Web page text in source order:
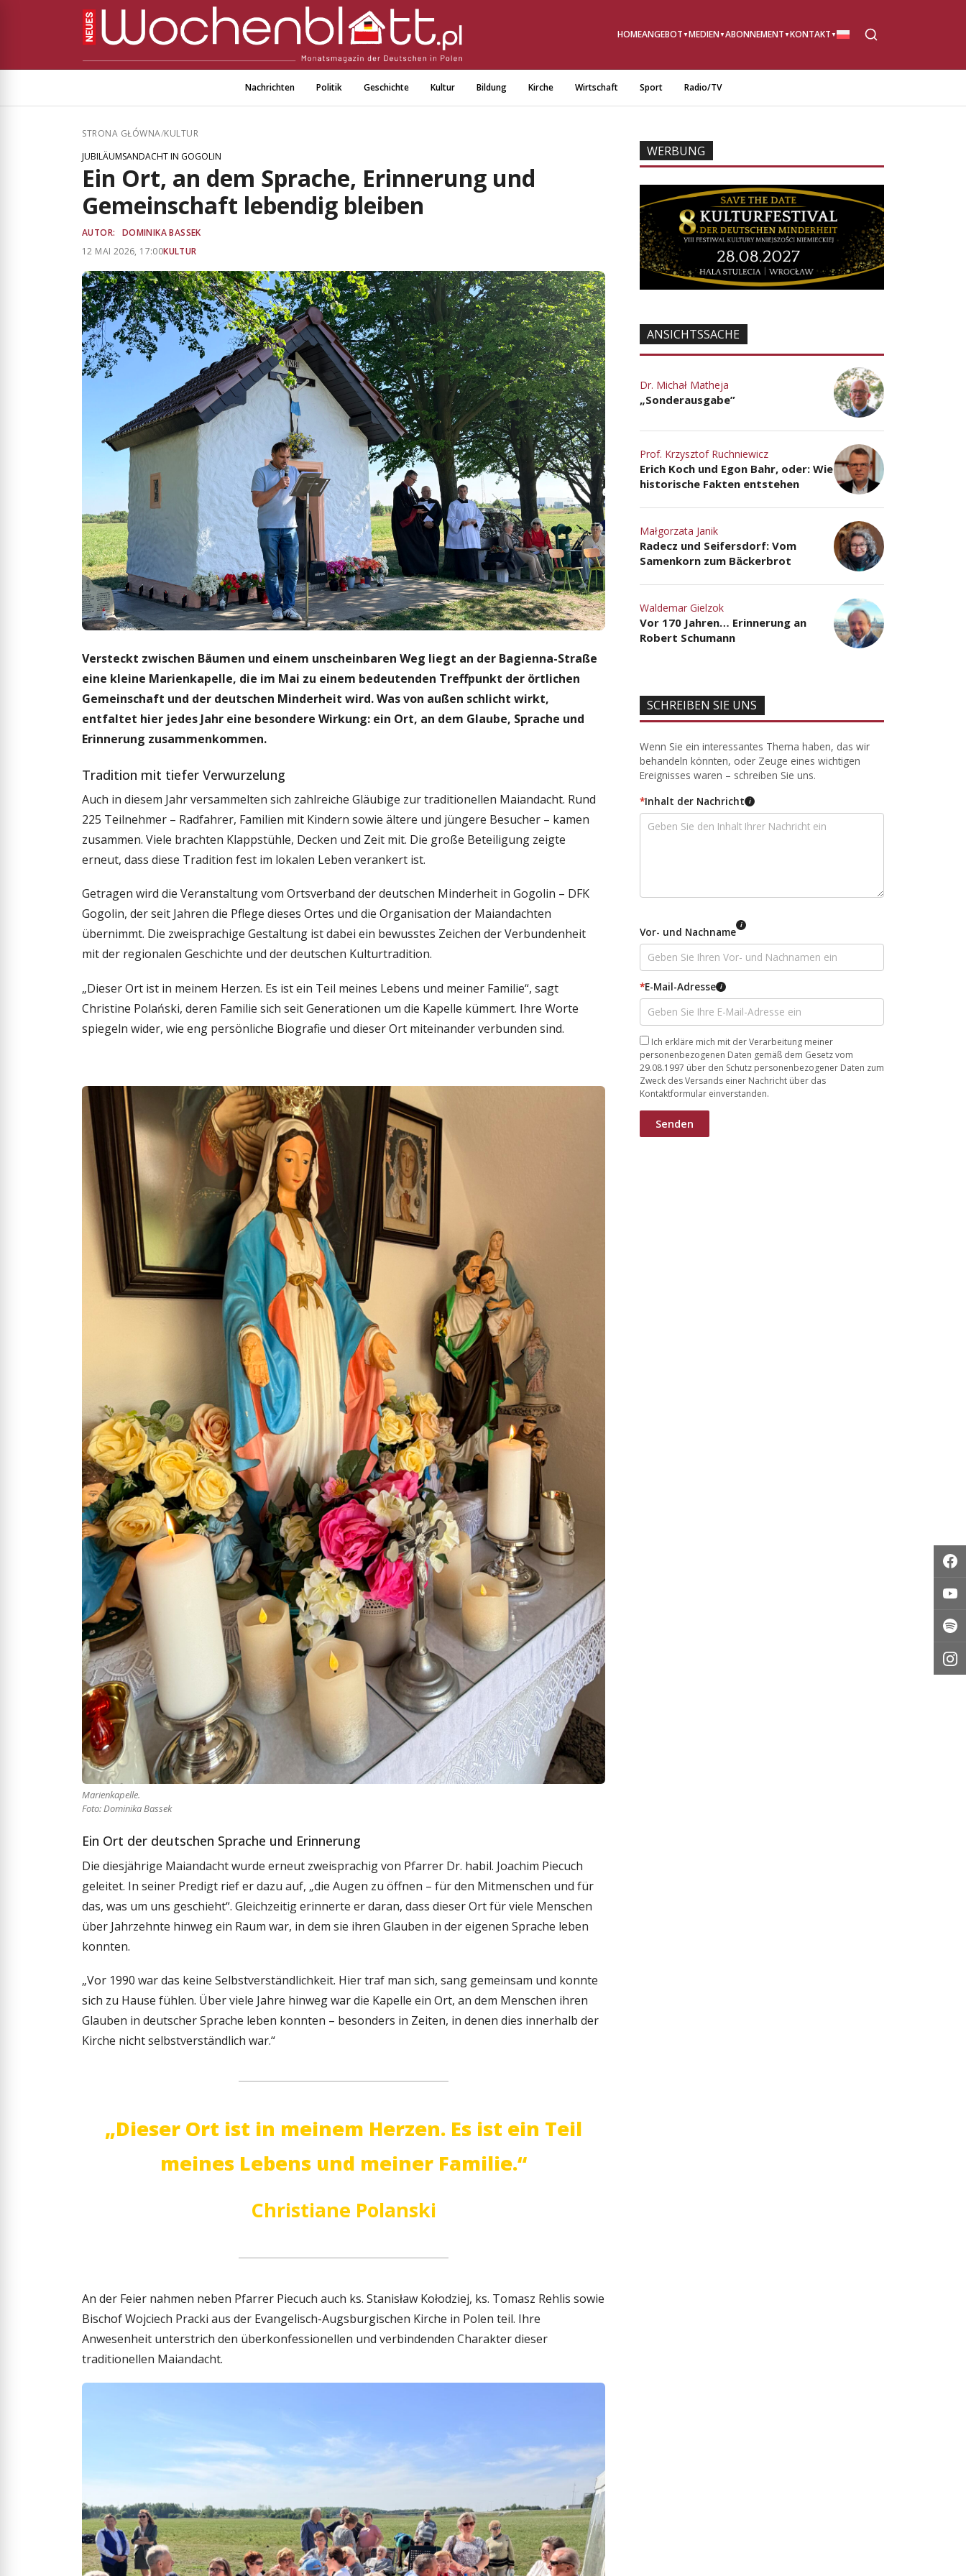
HOMEANGEBOT MEDIEN ABONNEMENT KONTAKT
Nachrichten Politik Geschichte Kultur Bildung Kirche Wirtschaft Sport Radio/TV
STRONA GŁÓWNA/KULTUR
JUBILÄUMSANDACHT IN GOGOLIN
Ein Ort, an dem Sprache, Erinnerung und
Gemeinschaft lebendig bleiben
AUTOR:
DOMINIKA BASSEK
12 MAI 2026, 17:00KULTUR
Für viele Besucher ist die Maiandacht längst ein fester Termin im Jahreskalender. Foto: Dominika Bassek
Versteckt zwischen Bäumen und einem unscheinbaren Weg liegt an der Bagienna-Straße
eine kleine Marienkapelle, die im Mai zu einem bedeutenden Treffpunkt der örtlichen
Gemeinschaft und der deutschen Minderheit wird. Was von außen schlicht wirkt,
entfaltet hier jedes Jahr eine besondere Wirkung: ein Ort, an dem Glaube, Sprache und
Erinnerung zusammenkommen.
Tradition mit tiefer Verwurzelung
Auch in diesem Jahr versammelten sich zahlreiche Gläubige zur traditionellen Maiandacht. Rund
225 Teilnehmer – Radfahrer, Familien mit Kindern sowie ältere und jüngere Besucher – kamen
zusammen. Viele brachten Klappstühle, Decken und Zeit mit. Die große Beteiligung zeigte
erneut, dass diese Tradition fest im lokalen Leben verankert ist.
Getragen wird die Veranstaltung vom Ortsverband der deutschen Minderheit in Gogolin – DFK
Gogolin, der seit Jahren die Pflege dieses Ortes und die Organisation der Maiandachten
übernimmt. Die zweisprachige Gestaltung ist dabei ein bewusstes Zeichen der Verbundenheit
mit der regionalen Geschichte und der deutschen Kulturtradition.
„Dieser Ort ist in meinem Herzen. Es ist ein Teil meines Lebens und meiner Familie“, sagt
Christine Polański, deren Familie sich seit Generationen um die Kapelle kümmert. Ihre Worte
spiegeln wider, wie eng persönliche Biografie und dieser Ort miteinander verbunden sind.
Marienkapelle.
Foto: Dominika Bassek
Ein Ort der deutschen Sprache und Erinnerung
Die diesjährige Maiandacht wurde erneut zweisprachig von Pfarrer Dr. habil. Joachim Piecuch
geleitet. In seiner Predigt rief er dazu auf, „die Augen zu öffnen – für den Mitmenschen und für
das, was um uns geschieht“. Gleichzeitig erinnerte er daran, dass dieser Ort für viele Menschen
über Jahrzehnte hinweg ein Raum war, in dem sie ihren Glauben in der eigenen Sprache leben
konnten.
„Vor 1990 war das keine Selbstverständlichkeit. Hier traf man sich, sang gemeinsam und konnte
sich zu Hause fühlen. Über viele Jahre hinweg war die Kapelle ein Ort, an dem Menschen ihren
Glauben in deutscher Sprache leben konnten – besonders in Zeiten, in denen dies innerhalb der
Kirche nicht selbstverständlich war.“
„Dieser Ort ist in meinem Herzen. Es ist ein Teil
meines Lebens und meiner Familie.“
Christiane Polanski
An der Feier nahmen neben Pfarrer Piecuch auch ks. Stanisław Kołodziej, ks. Tomasz Rehlis sowie
Bischof Wojciech Pracki aus der Evangelisch-Augsburgischen Kirche in Polen teil. Ihre
Anwesenheit unterstrich den überkonfessionellen und verbindenden Charakter dieser
traditionellen Maiandacht.
WERBUNG
ANSICHTSSACHE
Dr. Michał Matheja
„Sonderausgabe”
Prof. Krzysztof Ruchniewicz
Erich Koch und Egon Bahr, oder: Wie
historische Fakten entstehen
Małgorzata Janik
Radecz und Seifersdorf: Vom
Samenkorn zum Bäckerbrot
Waldemar Gielzok
Vor 170 Jahren… Erinnerung an
Robert Schumann
SCHREIBEN SIE UNS
Wenn Sie ein interessantes Thema haben, das wir
behandeln könnten, oder Zeuge eines wichtigen
Ereignisses waren – schreiben Sie uns.
*Inhalt der Nachricht i
Vor- und Nachname i
*E-Mail-Adresse i
Ich erkläre mich mit der Verarbeitung meiner
personenbezogenen Daten gemäß dem Gesetz vom
29.08.1997 über den Schutz personenbezogener Daten zum
Zweck des Versands einer Nachricht über das
Kontaktformular einverstanden.